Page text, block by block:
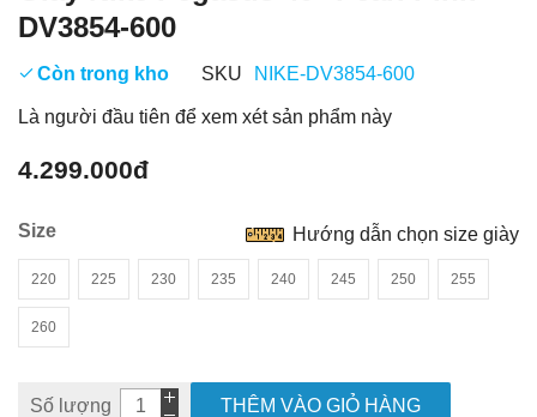
DV3854-600
Còn trong kho SKU NIKE-DV3854-600
Là người đầu tiên để xem xét sản phẩm này
4.299.000đ
Size
220 225 230 235 240 245 250 255
260
Hướng dẫn chọn size giày
Số lượng THÊM VÀO GIỎ HÀNG